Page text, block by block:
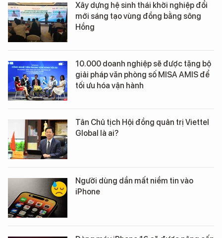
Xây dựng hệ sinh thái khởi nghiệp đổi
mới sáng tạo vùng đồng bằng sông
Hồng
10.000 doanh nghiệp sẽ được tặng bộ
giải pháp văn phòng số MISA AMIS để
tối ưu hóa vận hành
Tân Chủ tịch Hội đồng quản trị Viettel
Global là ai?
Người dùng dần mất niềm tin vào
iPhone